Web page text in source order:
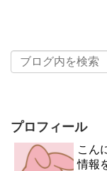
プロフィール
こん
情報